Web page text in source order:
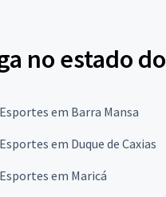
no estado
Esportes em Barra Mansa
Esportes em Duque de Caxias
Esportes em Maricá